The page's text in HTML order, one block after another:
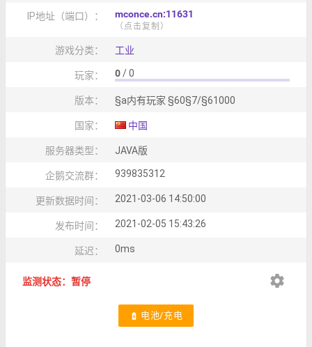
IP地址（端口）： mconce.cn:11631
（点击复制）
游戏分类： 工业
玩家： 0/ 0
版本： §a内有玩家 §60§7/§61000
国家： 中国
服务器类型： JAVA版
企鹅交流群： 939835312
更新数据时间： 2021-03-06 14:50:00
发布时间： 2021-02-05 15:43:26
延迟： 0ms
监测状态：暂停 settings
battery_charging_full 电池/充电